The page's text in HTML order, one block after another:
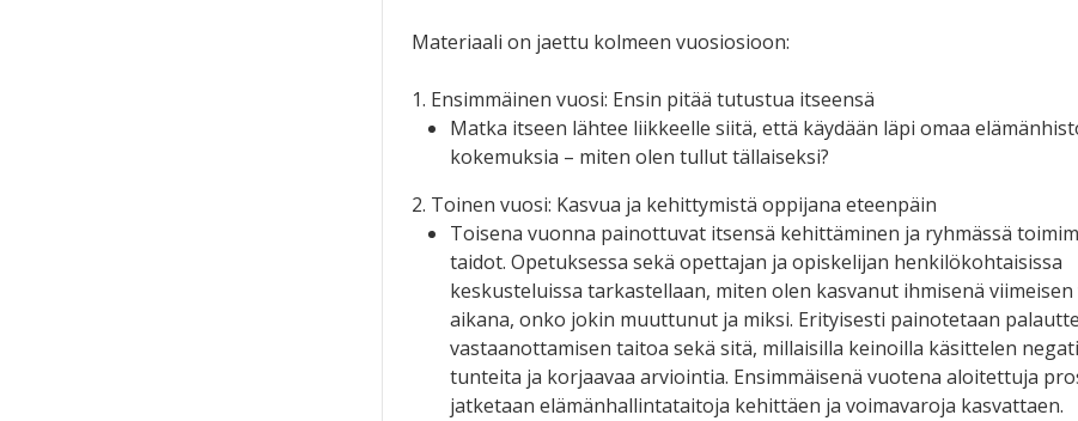
Materiaali on jaettu kolmeen vuosiosioon:
1. Ensimmäinen vuosi: Ensin pitää tutustua itseensä
Matka itseen lähtee liikkeelle siitä, että käydään läpi omaa
kokemuksia – miten olen tullut tällaiseksi?
2. Toinen vuosi: Kasvua ja kehittymistä oppijana eteenpäin
Toisena vuonna painottuvat itsensä kehittäminen ja ryhmässä
taidot. Opetuksessa sekä opettajan ja opiskelijan henkilökohtaisissa
keskusteluissa tarkastellaan, miten olen kasvanut ihmisenä viimeisen
aikana, onko jokin muuttunut ja miksi. Erityisesti painotetaan
vastaanottamisen taitoa sekä sitä, millaisilla keinoilla käsittelen
tunteita ja korjaavaa arviointia. Ensimmäisenä vuotena aloitettuja
jatketaan elämänhallintataitoja kehittäen ja voimavaroja kasvattaen.